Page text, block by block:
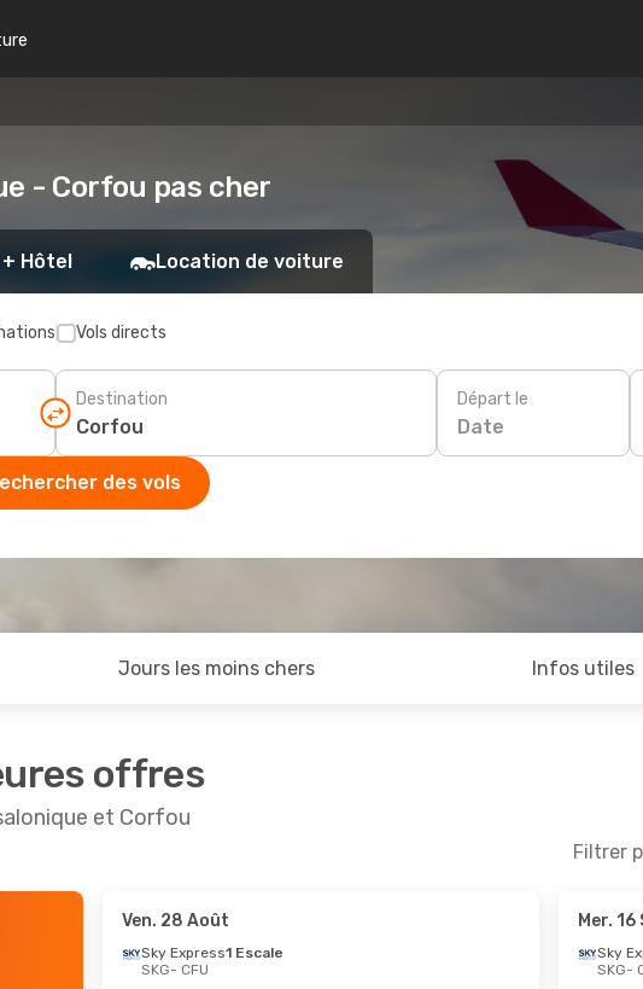
- Corfou pas cher
+ Hôtel Location de voiture
Vols directs
Destination Départ le
Date
des vols
Jours les moins chers Infos utiles
offres
et Corfou
Filtrer
Ven. 28 Août
Sky Express1 Escale
SKG- CFU
Mer. 16
Sky
SKG-